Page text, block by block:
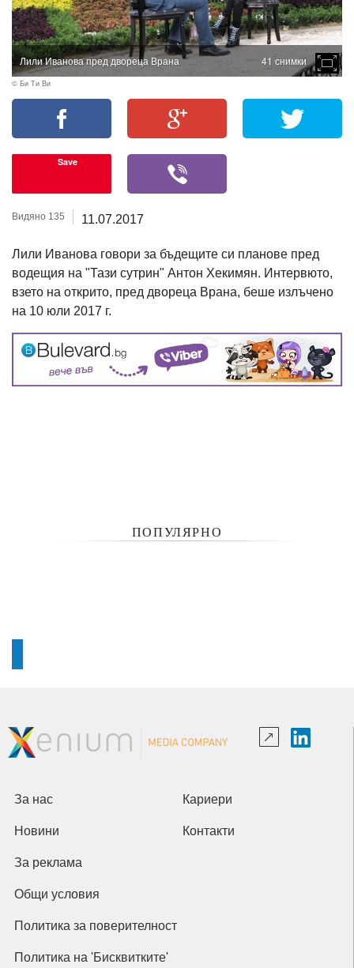
Лили Иванова пред двореца Врана 41 снимки
© Би Ти Ви
Save
Видяно 135 11.07.2017
Лили Иванова говори за бъдещите си планове пред
водещия на "Тази сутрин" Антон Хекимян. Интервюто,
взето на открито, пред двореца Врана, беше излъчено
на 10 юли 2017 г.
ПОПУЛЯРНО
За нас Кариери
Новини Контакти
За реклама
Общи условия
Политика за поверителност
Политика на 'Бисквитките'